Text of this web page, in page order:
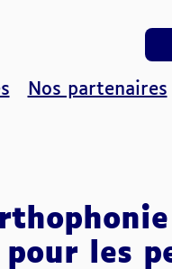
Nos partenaires
les